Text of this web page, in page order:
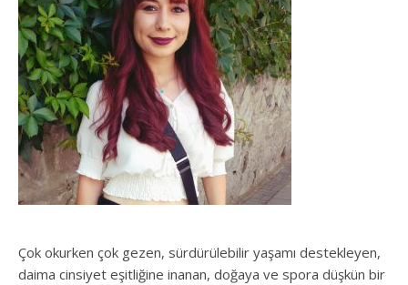
Çok okurken çok gezen, sürdürülebilir yaşamı destekleyen,
daima cinsiyet eşitliğine inanan, doğaya ve spora düşkün bir